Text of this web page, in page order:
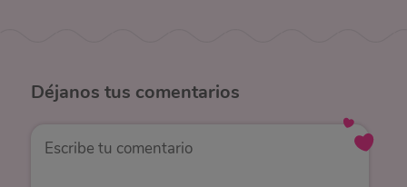
Déjanos tus comentarios